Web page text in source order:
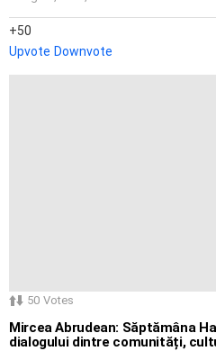
50
Upvote Downvote
50 Votes
Mircea Abrudean: Săptămâna
dialogului dintre comunități,